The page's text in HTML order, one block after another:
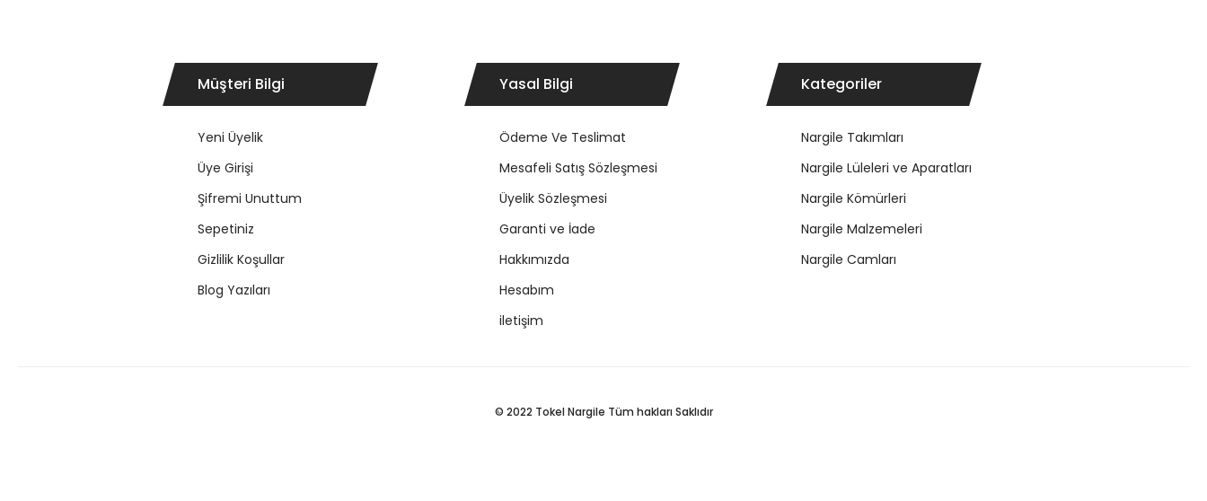
Müşteri Bilgi
Yeni Üyelik
Üye Girişi
Şifremi Unuttum
Sepetiniz
Gizlilik Koşullar
Blog Yazıları
Yasal Bilgi
Ödeme Ve Teslimat
Mesafeli Satış Sözleşmesi
Üyelik Sözleşmesi
Garanti ve İade
Hakkımızda
Hesabım
iletişim
Kategoriler
Nargile Takımları
Nargile Lüleleri ve Aparatları
Nargile Kömürleri
Nargile Malzemeleri
Nargile Camları
© 2022 Tokel Nargile Tüm hakları Saklıdır